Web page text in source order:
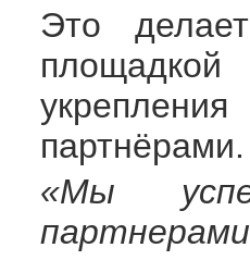
Это
площадкой
партнёрами.
«Мы